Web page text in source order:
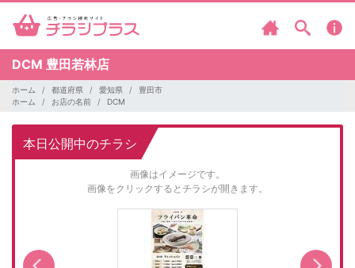
DCM 豊田若林店
ホーム 都道府県 愛知県
豊田市
ホーム
お店の名前 DCM
本日公開中のチラシ
画像はイメージです。
画像をクリックするとチラシが開きます。